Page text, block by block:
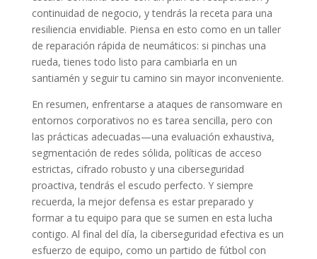
continuidad de negocio, y tendrás la receta para una
resiliencia envidiable. Piensa en esto como en un taller
de reparación rápida de neumáticos: si pinchas una
rueda, tienes todo listo para cambiarla en un
santiamén y seguir tu camino sin mayor inconveniente.
En resumen, enfrentarse a ataques de ransomware en
entornos corporativos no es tarea sencilla, pero con
las prácticas adecuadas—una evaluación exhaustiva,
segmentación de redes sólida, políticas de acceso
estrictas, cifrado robusto y una ciberseguridad
proactiva, tendrás el escudo perfecto. Y siempre
recuerda, la mejor defensa es estar preparado y
formar a tu equipo para que se sumen en esta lucha
contigo. Al final del día, la ciberseguridad efectiva es un
esfuerzo de equipo, como un partido de fútbol con